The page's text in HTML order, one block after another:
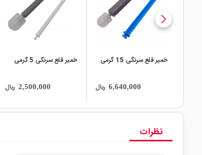
خمیر قلع سرنگی 15 گرمی
6,640,000 ریال
خمیر قلع سرنگی 5 گرمی
2,500,000 ریال
نظرات